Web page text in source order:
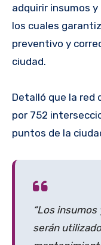
adquirir insumos
los cuales
preventivo y
ciudad.
Detalló que la red
por 752
puntos de la
“Los
serán